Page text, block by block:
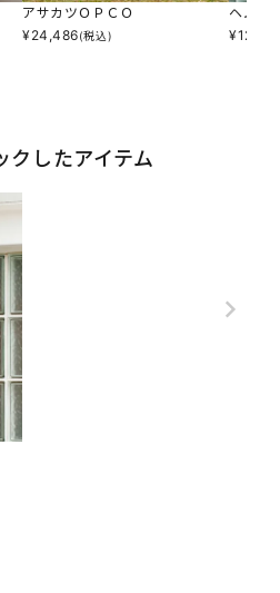
アサカツＯＰＣＯ
¥24,486(税込)
ヘムヘ
¥
クしたアイテム